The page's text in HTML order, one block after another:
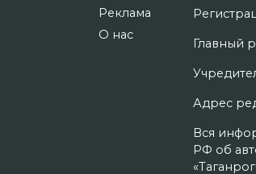
Реклама
О нас
Главный
Адрес
Вся
РФ об